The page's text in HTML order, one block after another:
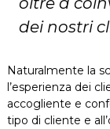
dei nostri
Naturalmente la
l’esperienza dei
accogliente e
tipo di cliente e